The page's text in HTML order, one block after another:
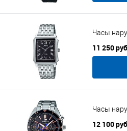
Часы
11 250
Часы
12 100